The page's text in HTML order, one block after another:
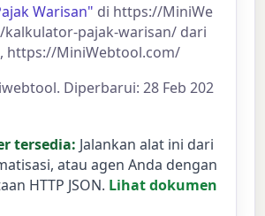
Warisan" di https://MiniWe
pajak-warisan/ dari
, https://MiniWebtool.com/
Diperbarui: 28 Feb 202
tersedia: Jalankan alat ini dari
atau agen Anda dengan
HTTP JSON. Lihat dokumen